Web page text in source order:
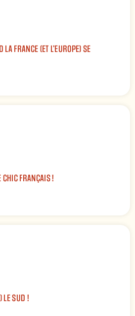
FRANCE (ET L’EUROPE) SE
CHIC FRANÇAIS !
LE SUD !